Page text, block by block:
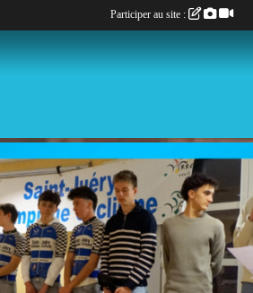
Participer au site :